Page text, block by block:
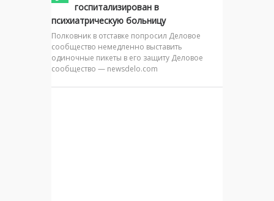
госпитализирован в
психиатрическую больницу
Полковник в отставке попросил Деловое
сообщество немедленно выставить
одиночные пикеты в его защиту Деловое
сообщество — newsdelo.com